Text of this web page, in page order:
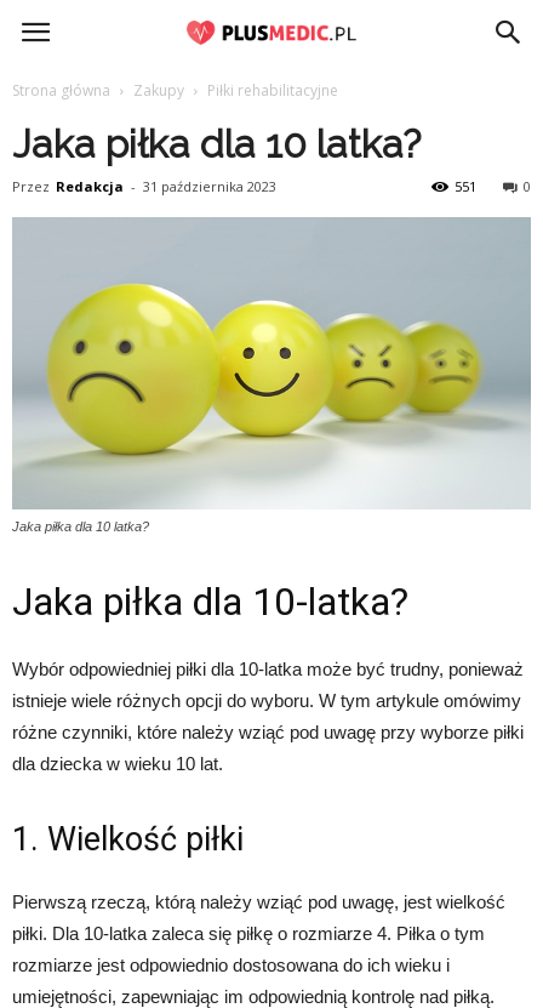
PlusMedic.pl
Strona główna Zakupy Piłki rehabilitacyjne
Jaka piłka dla 10 latka?
Przez Redakcja - 31 października 2023 0
551
Jaka piłka dla 10 latka?
Jaka piłka dla 10-latka?
Wybór odpowiedniej piłki dla 10-latka może być trudny, ponieważ
istnieje wiele różnych opcji do wyboru. W tym artykule omówimy
różne czynniki, które należy wziąć pod uwagę przy wyborze piłki
dla dziecka w wieku 10 lat.
1. Wielkość piłki
Pierwszą rzeczą, którą należy wziąć pod uwagę, jest wielkość
piłki. Dla 10-latka zaleca się piłkę o rozmiarze 4. Piłka o tym
rozmiarze jest odpowiednio dostosowana do ich wieku i
umiejętności, zapewniając im odpowiednią kontrolę nad piłką.